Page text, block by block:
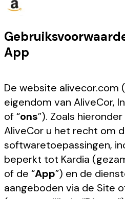
App
De website alivecor.com
eigendom van AliveCor,
of “ons”). Zoals
AliveCor u het recht om
softwaretoepassingen,
beperkt tot Kardia
of de “App”) en de
aangeboden via de Site